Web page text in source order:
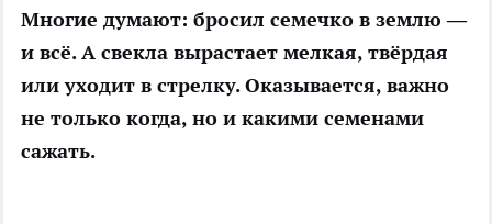
Многие думают: бросил семечко в землю —
и всё. А свекла вырастает мелкая, твёрдая
или уходит в стрелку. Оказывается, важно
не только когда, но и какими семенами
сажать.